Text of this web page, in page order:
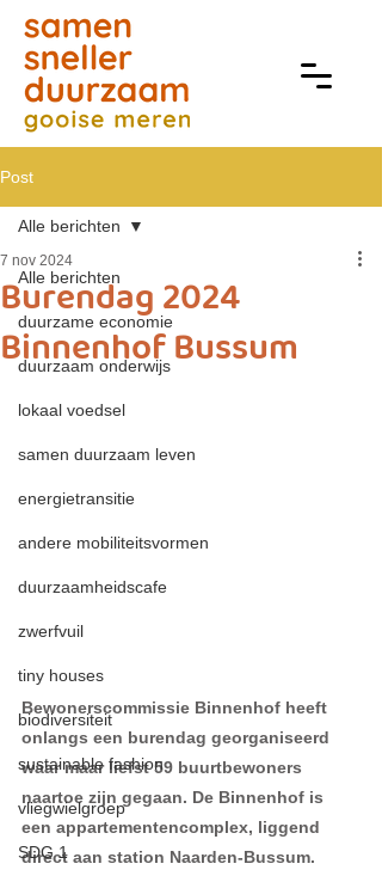
Post
Alle berichten
duurzame economie
duurzaam onderwijs
lokaal voedsel
samen duurzaam leven
energietransitie
andere mobiliteitsvormen
duurzaamheidscafe
zwerfvuil
tiny houses
biodiversiteit
sustainable fashion
vliegwielgroep
SDG 1
Alle berichten
Burendag 2024
Binnenhof Bussum
7 nov 2024
Bewonerscommissie Binnenhof heeft
onlangs een burendag georganiseerd
waar maar liefst 59 buurtbewoners
naartoe zijn gegaan. De Binnenhof is
een appartementencomplex, liggend
direct aan station Naarden-Bussum.